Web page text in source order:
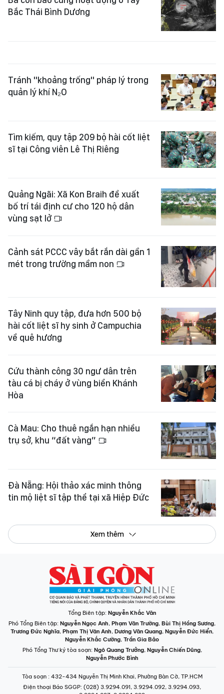
Bắc Thái Bình Dương
Tránh "khoảng trống" pháp lý trong
quản lý khí N₂O
Tìm kiếm, quy tập 209 bộ hài cốt liệt
sĩ tại Công viên Lê Thị Riêng
Quảng Ngãi: Xã Kon Braih đề xuất
bố trí tái định cư cho 120 hộ dân
vùng sạt lở
Cảnh sát PCCC vây bắt rắn dài gần 1
mét trong trường mầm non
Tây Ninh quy tập, đưa hơn 500 bộ
hài cốt liệt sĩ hy sinh ở Campuchia
về quê hương
Cứu thành công 30 ngư dân trên
tàu cá bị cháy ở vùng biển Khánh
Hòa
Cà Mau: Cho thuê ngắn hạn nhiều
trụ sở, khu “đất vàng”
Đà Nẵng: Hội thảo xác minh thông
tin mộ liệt sĩ tập thể tại xã Hiệp Đức
Xem thêm
Tổng Biên tập: Nguyễn Khắc Văn
Phó Tổng Biên tập: Nguyễn Ngọc Anh, Phạm Văn Trường, Bùi Thị Hồng Sương,
Trương Đức Nghĩa, Phạm Thị Vân Anh, Dương Văn Quang, Nguyễn Đức Hiển,
Nguyễn Khắc Cường, Trần Gia Bảo
Phó Tổng Thư ký tòa soạn: Ngô Quang Trưởng, Nguyễn Chiến Dũng,
Nguyễn Phước Bình
Tòa soạn : 432-434 Nguyễn Thị Minh Khai, Phường Bàn Cờ, TP.HCM
Điện thoại Báo SGGP: (028) 3.9294.091, 3.9294.092, 3.9294.093,